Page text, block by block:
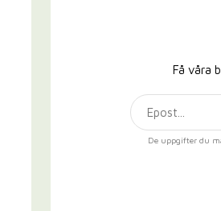
Få våra
De uppgifter du